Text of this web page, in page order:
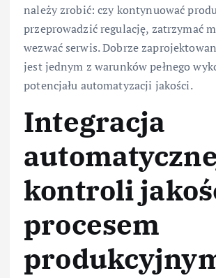
należy zrobić: czy kontynuować
przeprowadzić regulację, zatrzymać
wezwać serwis. Dobrze
jest jednym z warunków pełnego
potencjału automatyzacji jakości.
Integracja
kontroli
procesem